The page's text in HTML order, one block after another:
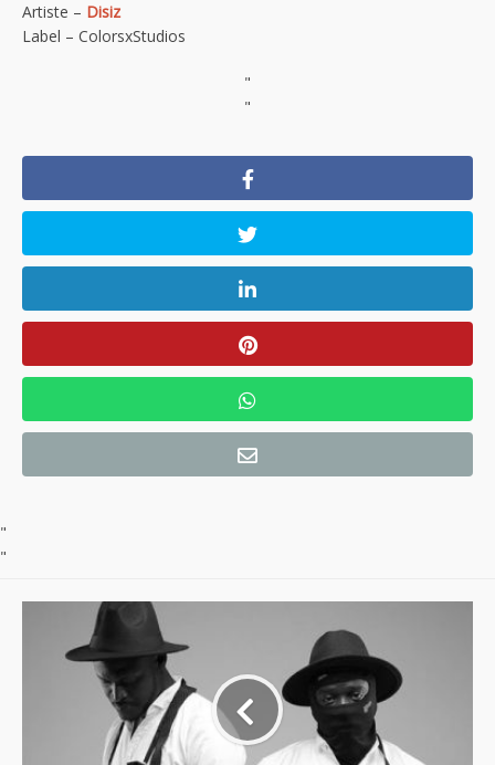
Artiste – Disiz
Label – ColorsxStudios
"
"
"
"